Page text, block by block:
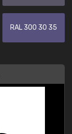
RAL 300 30 35